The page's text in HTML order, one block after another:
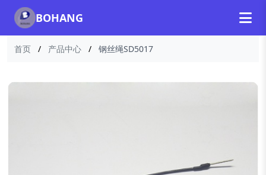
BOHANG
首页 / 产品中心 / 钢丝绳SD5017